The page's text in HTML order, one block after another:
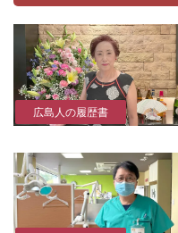
広島人の履歴書